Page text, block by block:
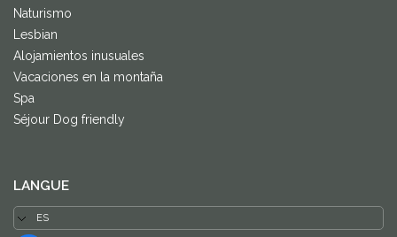
Naturismo
Lesbian
Alojamientos inusuales
Vacaciones en la montaña
Spa
Séjour Dog friendly
LANGUE